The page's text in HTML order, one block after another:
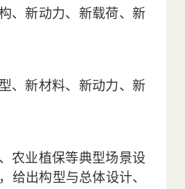
、新动力、新载荷、新
、新材料、新动力、新
农业植保等典型场景设
给出构型与总体设计、